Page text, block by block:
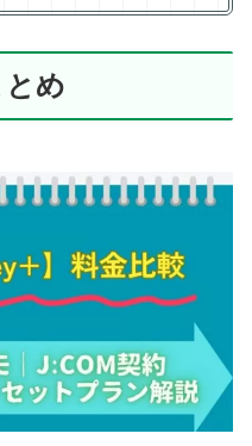
とめ